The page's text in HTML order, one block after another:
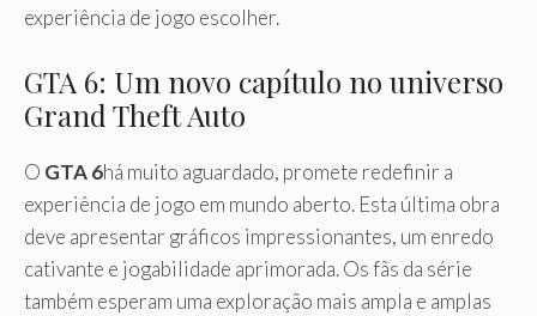
experiência de jogo escolher.
GTA 6: Um novo capítulo no universo
Grand Theft Auto
O GTA 6há muito aguardado, promete redefinir a
experiência de jogo em mundo aberto. Esta última obra
deve apresentar gráficos impressionantes, um enredo
cativante e jogabilidade aprimorada. Os fãs da série
também esperam uma exploração mais ampla e amplas